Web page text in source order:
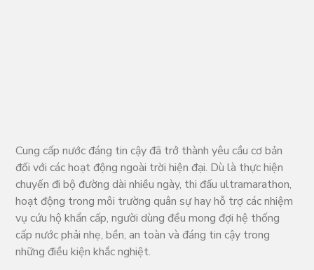
Cung cấp nước đáng tin cậy đã trở thành yêu cầu cơ bản
đối với các hoạt động ngoài trời hiện đại. Dù là thực hiện
chuyến đi bộ đường dài nhiều ngày, thi đấu ultramarathon,
hoạt động trong môi trường quân sự hay hỗ trợ các nhiệm
vụ cứu hộ khẩn cấp, người dùng đều mong đợi hệ thống
cấp nước phải nhẹ, bền, an toàn và đáng tin cậy trong
những điều kiện khắc nghiệt.